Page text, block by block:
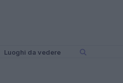
Luoghi da vedere